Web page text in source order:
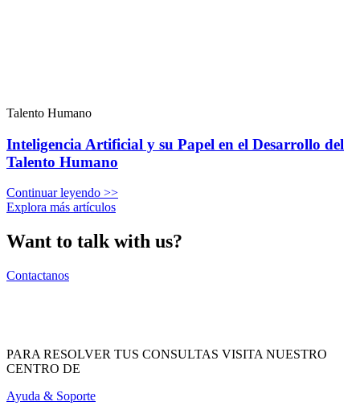
Talento Humano
Inteligencia Artificial y su Papel en el Desarrollo del
Talento Humano
Continuar leyendo >>
Explora más artículos
Want to talk with us?
Contactanos
PARA RESOLVER TUS CONSULTAS VISITA NUESTRO
CENTRO DE
Ayuda & Soporte